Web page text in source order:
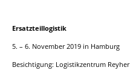
Ersatzteillogistik
5. – 6. November 2019 in Hamburg
Besichtigung: Logistikzentrum Reyher